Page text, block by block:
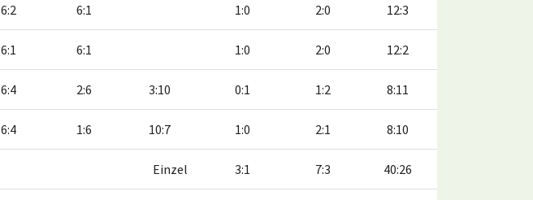
6:2 6:1 1:0 2:0 12:3
6:1 6:1 1:0 2:0 12:2
6:4 2:6 3:10 0:1 1:2 8:11
6:4 1:6 10:7 1:0 2:1 8:10
Einzel 3:1 7:3 40:26